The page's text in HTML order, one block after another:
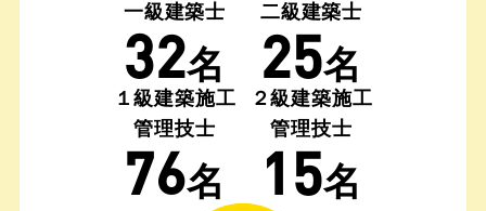
一級建築士
32名
二級建築士
25名
１級建築施工
管理技士
76名
２級建築施工
管理技士
15名